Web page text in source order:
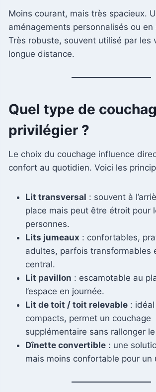
Moins courant, mais très spacieux.
aménagements personnalisés ou
Très robuste, souvent utilisé par les
longue distance.
Quel type de
privilégier ?
Le choix du couchage influence
confort au quotidien. Voici les
Lit transversal : souvent à
place mais peut être étroit pour
personnes.
Lits jumeaux : confortables,
adultes, parfois transformables
central.
Lit pavillon : escamotable au
l’espace en journée.
Lit de toit / toit relevable :
compacts, permet un couchage
supplémentaire sans rallonger
Dînette convertible : une
mais moins confortable pour un